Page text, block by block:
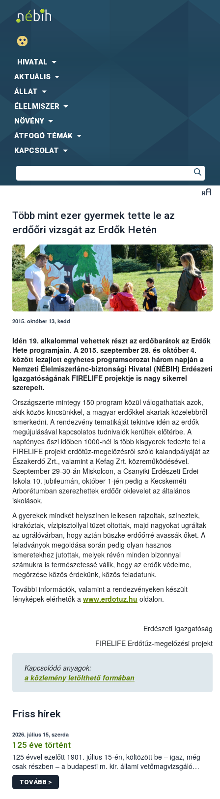
HIVATAL
AKTUÁLIS
ÁLLAT
ÉLELMISZER
NÖVÉNY
ÁTFOGÓ TÉMÁK
KAPCSOLAT
Több mint ezer gyermek tette le az
erdőőri vizsgát az Erdők Hetén
2015. október 13, kedd
Idén 19. alkalommal vehettek részt az erdőbarátok az Erdők
Hete programjain. A 2015. szeptember 28. és október 4.
között lezajlott egyhetes programsorozat három napján a
Nemzeti Élelmiszerlánc-biztonsági Hivatal (NÉBIH) Erdészeti
Igazgatóságának FIRELIFE projektje is nagy sikerrel
szerepelt.
Országszerte mintegy 150 program közül válogathattak azok,
akik közös kincsünkkel, a magyar erdőkkel akartak közelebbről
ismerkedni. A rendezvény tematikáját tekintve idén az erdők
megújulásával kapcsolatos tudnivalók kerültek előtérbe. A
napfényes őszi időben 1000-nél is több kisgyerek fedezte fel a
FIRELIFE projekt erdőtűz-megelőzésről szóló kalandpályáját az
Északerdő Zrt., valamint a Kefag Zrt. közreműködésével.
Szeptember 29-30-án Miskolcon, a Csanyiki Erdészeti Erdei
Iskola 10. jubileumán, október 1-jén pedig a Kecskeméti
Arborétumban szerezhettek erdőőr oklevelet az általános
iskolások.
A gyerekek mindkét helyszínen lelkesen rajzoltak, színeztek,
kirakóztak, vízipisztollyal tüzet oltottak, majd nagyokat ugráltak
az ugrálóvárban, hogy aztán büszke erdőőrré avassák őket. A
feladványok megoldása során pedig olyan hasznos
ismeretekhez jutottak, melyek révén minden bizonnyal
számukra is természetessé válik, hogy az erdők védelme,
megőrzése közös érdekünk, közös feladatunk.
További információk, valamint a rendezvényeken készült
fényképek elérhetők a www.erdotuz.hu oldalon.
Erdészeti Igazgatóság
FIRELIFE Erdőtűz-megelőzési projekt
Kapcsolódó anyagok:
a közlemény letölthető formában
Friss hírek
2026. július 15, szerda
125 éve történt
125 évvel ezelőtt 1901. július 15-én, költözött be – igaz, még
csak részben – a budapesti m. kir. állami vetőmagvizsgáló
állomás a Kis Rókus utca 15. szám alatti, Czigler Győző által
tervezett új épületébe.
TOVÁBB >